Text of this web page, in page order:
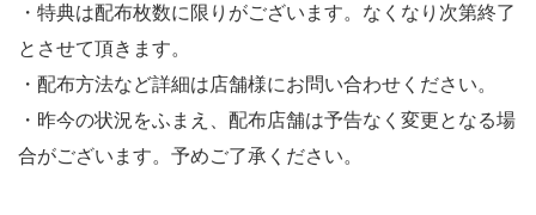
・特典は配布枚数に限りがございます。なくなり次第終了
とさせて頂きます。
・配布方法など詳細は店舗様にお問い合わせください。
・昨今の状況をふまえ、配布店舗は予告なく変更となる場
合がございます。予めご了承ください。